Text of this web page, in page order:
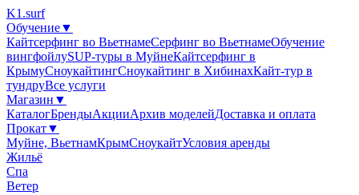
K1 .surf
Обучение▼
Кайтсерфинг во ВьетнамеСерфинг во ВьетнамеОбучение
вингфойлуSUP-туры в МуйнеКайтсерфинг в
КрымуСноукайтингСноукайтинг в ХибинахКайт-тур в
тундруВсе услуги
Магазин ▼
КаталогБрендыАкцииАрхив моделейДоставка и оплата
Прокат▼
Муйне, ВьетнамКрымСноукайтУсловия аренды
Жильё
Спа
Ветер